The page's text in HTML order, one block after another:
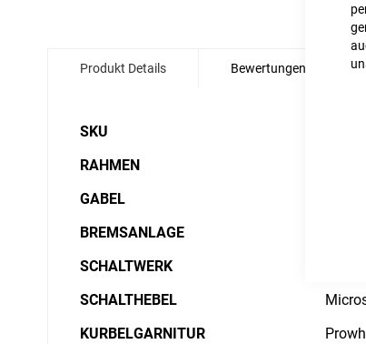
Produkt Details
Details
SKU
RAHMEN
GABEL
BREMSANLAGE
SCHALTWERK
SCHALTHEBEL
KURBELGARNITUR
Bewertungen